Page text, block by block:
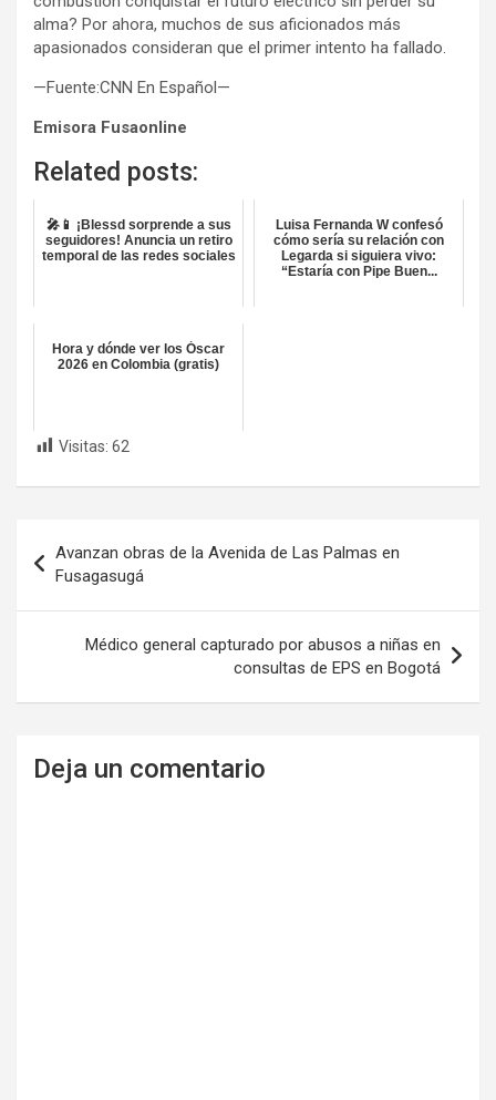
alma? Por ahora, muchos de sus aficionados más
apasionados consideran que el primer intento ha fallado.
—Fuente:CNN En Español—
Emisora Fusaonline
Related posts:
🎤📱 ¡Blessd sorprende a sus
seguidores! Anuncia un retiro
temporal de las redes sociales
Luisa Fernanda W confesó
cómo sería su relación con
Legarda si siguiera vivo:
“Estaría con Pipe Buen...
Hora y dónde ver los Óscar
2026 en Colombia (gratis)
Visitas: 62
de
entradas
Avanzan obras de la Avenida de Las Palmas en
Fusagasugá
Médico general capturado por abusos a niñas en
consultas de EPS en Bogotá
Deja un comentario